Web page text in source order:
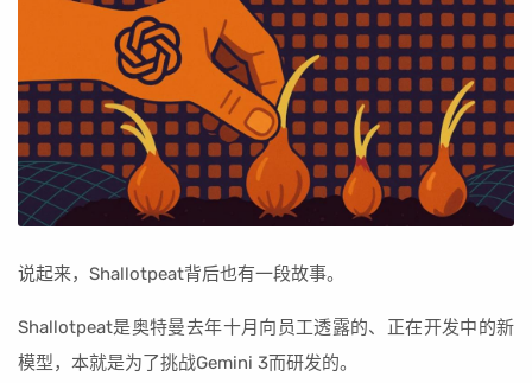
说起来，Shallotpeat背后也有一段故事。
Shallotpeat是奥特曼去年十月向员工透露的、正在开发中的新
模型，本就是为了挑战Gemini 3而研发的。